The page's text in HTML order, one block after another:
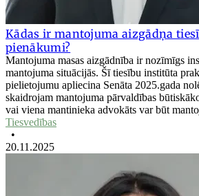
Kādas ir mantojuma aizgādņa
pienākumi?
Mantojuma masas aizgādnība ir nozīmīgs
mantojuma situācijās. Šī tiesību institūta
pielietojumu apliecina Senāta 2025.gada
skaidrojam mantojuma pārvaldības
vai viena mantinieka advokāts var būt
Tiesvedības
•
20.11.2025